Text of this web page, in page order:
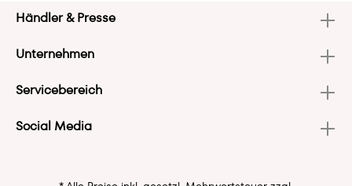
Händler & Presse
Unternehmen
Servicebereich
Social Media